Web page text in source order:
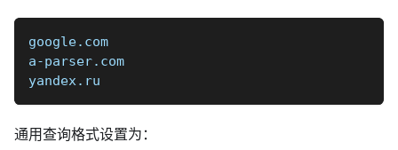
google.com
a-parser.com
yandex.ru
通用查询格式设置为：